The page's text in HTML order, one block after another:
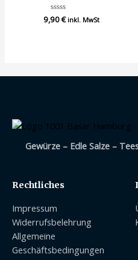
Bewertet
9,90€ inkl. MwSt
Gewürze – Edle Salze –
Rechtliches
Impressum
Widerrufsbelehrung
Allgemeine
Geschäftsbedingungen